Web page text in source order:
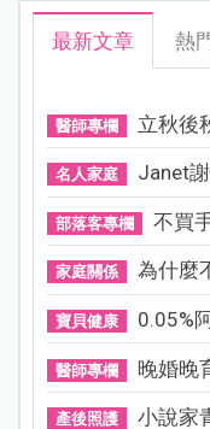
最新文章 熱
醫師專欄 立秋後
名人家庭 Janet
部落客專欄 不買
家庭關係 為什麼
寶貝健康 0.05%
醫師專欄 晚婚晚
產後照護 小說家